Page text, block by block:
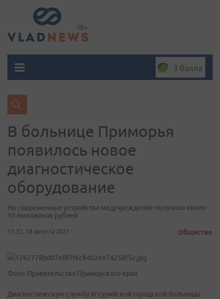
3 балла
В больнице Приморья
появилось новое
диагностическое
оборудование
На современные устройства медучреждение получило около
10 миллионов рублей
15:32, 18 августа 2021 Общество
Фото: Правительство Приморского края
Диагностическую службу Уссурийской городской больницы